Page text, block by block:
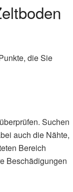
die Sie
Suchen
auch die Nähte,
Bereich
Beschädigungen